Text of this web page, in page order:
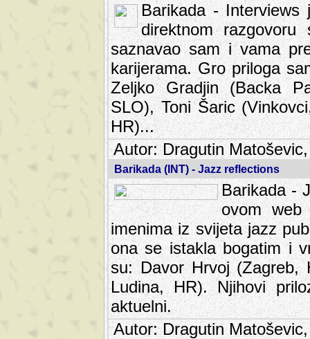
Barikada -
direktnom
saznavao sam i vama
karijerama. Gro priloga
Zeljko Gradjin (Backa
SLO), Toni Šaric
HR)...
Autor: Dragutin
Barikada (INT) - Jazz reflections
Barikada -
ovom web
imenima iz svijeta jazz
ona se istakla bogatim i
su: Davor Hrvoj (Zagreb,
Ludina, HR). Njihovi
aktuelni.
Autor: Dragutin